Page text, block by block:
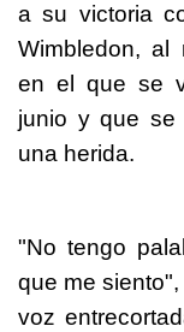
a su victoria
Wimbledon, al
en el que se
junio y que se
una herida.
"No tengo
que me
voz